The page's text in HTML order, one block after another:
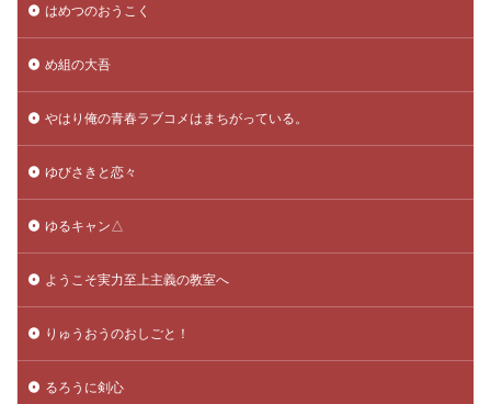
はめつのおうこく
め組の大吾
やはり俺の青春ラブコメはまちがっている。
ゆびさきと恋々
ゆるキャン△
ようこそ実力至上主義の教室へ
りゅうおうのおしごと！
るろうに剣心